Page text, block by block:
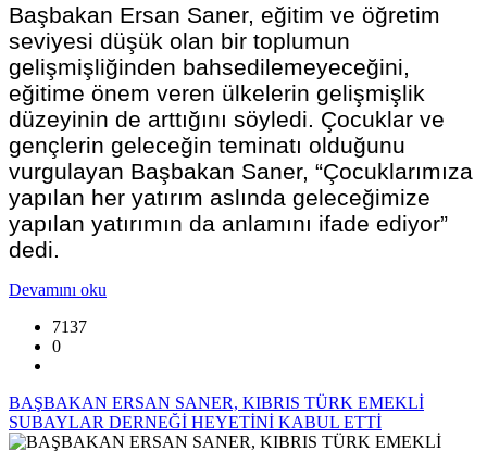
Başbakan Ersan Saner, eğitim ve öğretim
seviyesi düşük olan bir toplumun
gelişmişliğinden bahsedilemeyeceğini,
eğitime önem veren ülkelerin gelişmişlik
düzeyinin de arttığını söyledi. Çocuklar ve
gençlerin geleceğin teminatı olduğunu
vurgulayan Başbakan Saner, “Çocuklarımıza
yapılan her yatırım aslında geleceğimize
yapılan yatırımın da anlamını ifade ediyor”
dedi.
Devamını oku
7137
0
BAŞBAKAN ERSAN SANER, KIBRIS TÜRK EMEKLİ
SUBAYLAR DERNEĞİ HEYETİNİ KABUL ETTİ